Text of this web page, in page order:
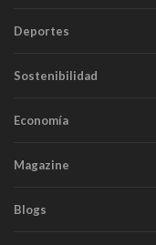
Deportes
Sostenibilidad
Economía
Magazine
Blogs